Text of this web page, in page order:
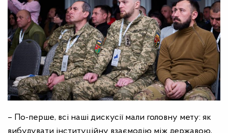
– По-перше, всі наші дискусії мали головну мету: як